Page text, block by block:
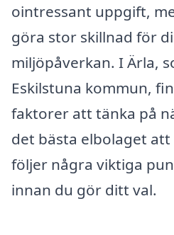
ointressant uppgift,
göra stor skillnad för
miljöpåverkan. I Ärla,
Eskilstuna kommun,
faktorer att tänka på
det bästa elbolaget
följer några viktiga
innan du gör ditt val.